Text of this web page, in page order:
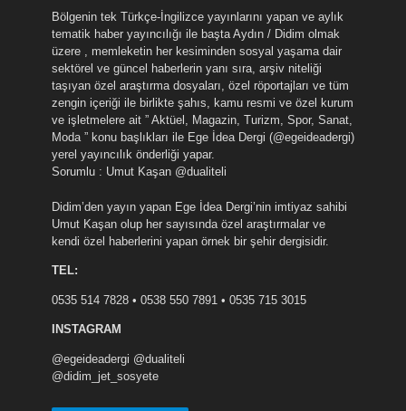
Bölgenin tek Türkçe-İngilizce yayınlarını yapan ve aylık
tematik haber yayıncılığı ile başta Aydın / Didim olmak
üzere , memleketin her kesiminden sosyal yaşama dair
sektörel ve güncel haberlerin yanı sıra, arşiv niteliği
taşıyan özel araştırma dosyaları, özel röportajları ve tüm
zengin içeriği ile birlikte şahıs, kamu resmi ve özel kurum
ve işletmelere ait ” Aktüel, Magazin, Turizm, Spor, Sanat,
Moda ” konu başlıkları ile Ege İdea Dergi (@egeideadergi)
yerel yayıncılık önderliği yapar.
Sorumlu : Umut Kaşan @dualiteli
Didim’den yayın yapan Ege İdea Dergi’nin imtiyaz sahibi
Umut Kaşan olup her sayısında özel araştırmalar ve
kendi özel haberlerini yapan örnek bir şehir dergisidir.
TEL:
0535 514 7828 • 0538 550 7891 • 0535 715 3015
INSTAGRAM
@egeideadergi @dualiteli
@didim_jet_sosyete